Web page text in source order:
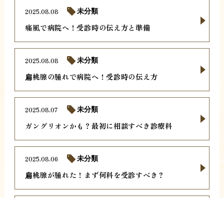
痛風で病院へ！受診時の伝え方と準備
2025.08.08 未分類
扁桃腺の腫れで病院へ！受診時の伝え方
2025.08.08 未分類
ガングリオンかも？最初に相談すべき診療科
2025.08.07 未分類
扁桃腺が腫れた！まず何科を受診すべき？
2025.08.06 未分類